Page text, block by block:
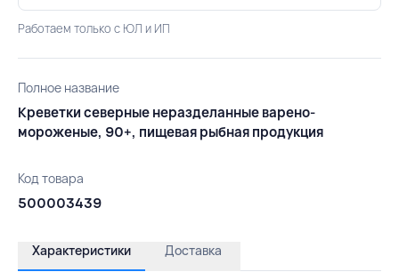
Работаем только с ЮЛ и ИП
Полное название
Креветки северные неразделанные варено-
мороженые, 90+, пищевая рыбная продукция
Код товара
500003439
Характеристики Доставка